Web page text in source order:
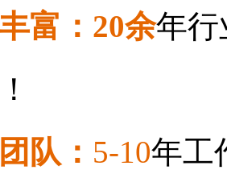
富： 20余年行
队： 5-10年工